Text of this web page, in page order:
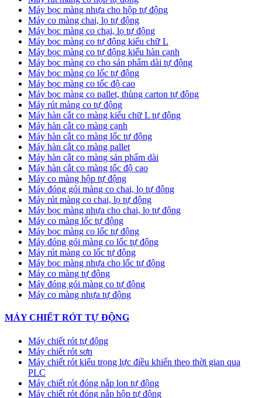
Máy bọc màng nhựa cho hộp tự động
Máy co màng chai, lọ tự động
Máy bọc màng co chại, lọ tự động
Máy bọc màng co tự động kiểu chữ L
Máy bọc màng co tự động kiểu hàn cạnh
Máy bọc màng co cho sản phẩm dài tự động
Máy bọc màng co lốc tự động
​Máy bọc màng co tốc độ cao
Máy bọc màng co pallet, thùng carton tự động
​Máy rút màng co tự động
​Máy hàn cắt co màng kiểu chữ L tự động
​Máy hàn cắt co màng cạnh
​Máy hàn cắt co màng lốc tự động
​Máy hàn cắt co màng pallet
​Máy hàn cắt co màng sản phẩm dài
​Máy hàn cắt co màng tốc độ cao
Máy co màng hộp tự động
Máy đóng gói màng co chai, lọ tự động
Máy rút màng co chai, lọ tự động
Máy bọc màng nhựa cho chai, lọ tự động
Máy co màng lốc tự động
Máy bọc màng co lốc tự động
Máy đóng gói màng co lốc tự động
Máy rút màng co lốc tự động
Máy bọc màng nhựa cho lốc tự động
Máy co màng tự động
Máy đóng gói màng co tự động
Máy co màng nhựa tự động
MÁY CHIẾT RÓT TỰ ĐỘNG
Máy chiết rót tự động
Máy chiết rót sơn
Máy chiết rót kiểu trọng lực điều khiển theo thời gian qua
PLC
Máy chiết rót đóng nắp lon tự động
Máy chiết rót đóng nắp hộp tự động